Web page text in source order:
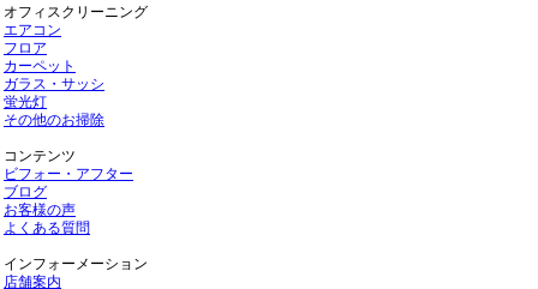
オフィスクリーニング
エアコン
フロア
カーペット
ガラス・サッシ
蛍光灯
その他のお掃除
コンテンツ
ビフォー・アフター
ブログ
お客様の声
よくある質問
インフォーメーション
店舗案内